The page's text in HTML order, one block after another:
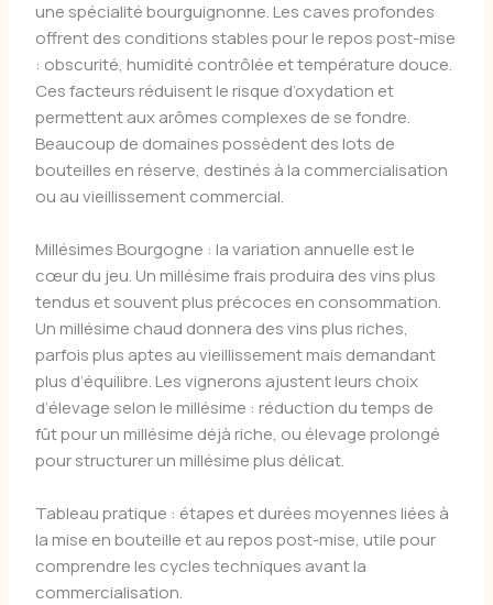
une spécialité bourguignonne. Les caves profondes
offrent des conditions stables pour le repos post-mise
: obscurité, humidité contrôlée et température douce.
Ces facteurs réduisent le risque d’oxydation et
permettent aux arômes complexes de se fondre.
Beaucoup de domaines possèdent des lots de
bouteilles en réserve, destinés à la commercialisation
ou au vieillissement commercial.
Millésimes Bourgogne : la variation annuelle est le
cœur du jeu. Un millésime frais produira des vins plus
tendus et souvent plus précoces en consommation.
Un millésime chaud donnera des vins plus riches,
parfois plus aptes au vieillissement mais demandant
plus d’équilibre. Les vignerons ajustent leurs choix
d’élevage selon le millésime : réduction du temps de
fût pour un millésime déjà riche, ou élevage prolongé
pour structurer un millésime plus délicat.
Tableau pratique : étapes et durées moyennes liées à
la mise en bouteille et au repos post-mise, utile pour
comprendre les cycles techniques avant la
commercialisation.